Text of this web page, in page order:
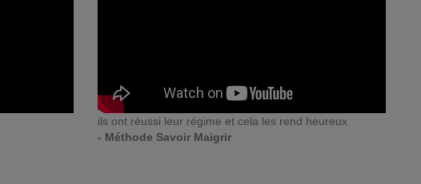
ils ont réussi leur régime et cela les rend heureux
- Méthode Savoir Maigrir